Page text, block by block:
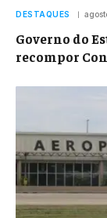
DESTAQUES
Governo do
recompor